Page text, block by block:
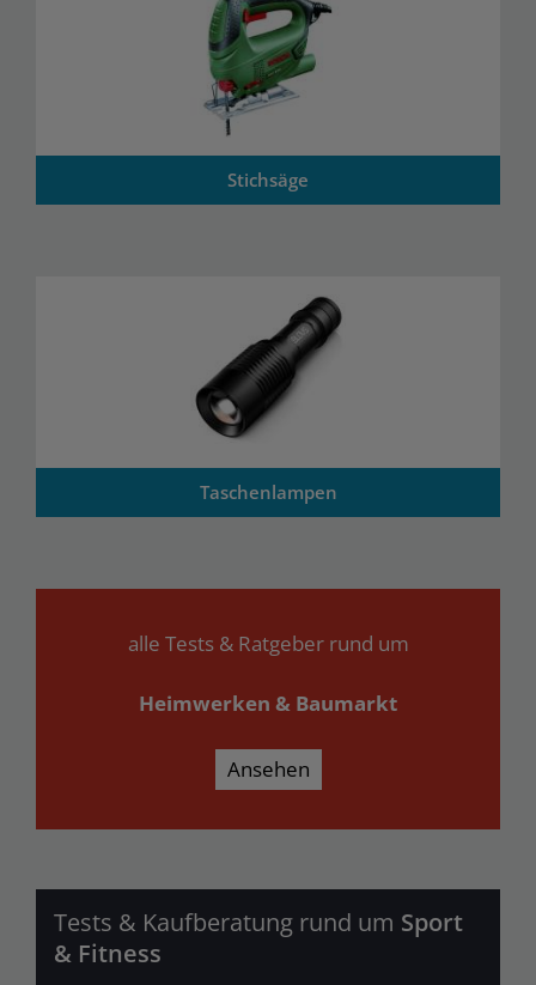
Stichsäge
Taschenlampen
alle Tests & Ratgeber rund um
Heimwerken & Baumarkt
Ansehen
Tests & Kaufberatung rund um Sport
& Fitness